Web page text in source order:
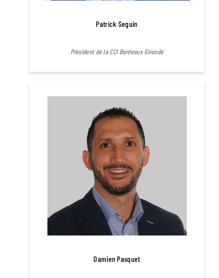
Patrick Seguin
Président de la CCI Bordeaux Gironde
Damien Pasquet